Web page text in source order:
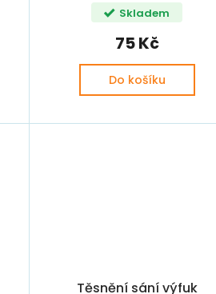
115092840, 115092841)
Skladem
75 Kč
Do košíku
Těsnění sání výfuk